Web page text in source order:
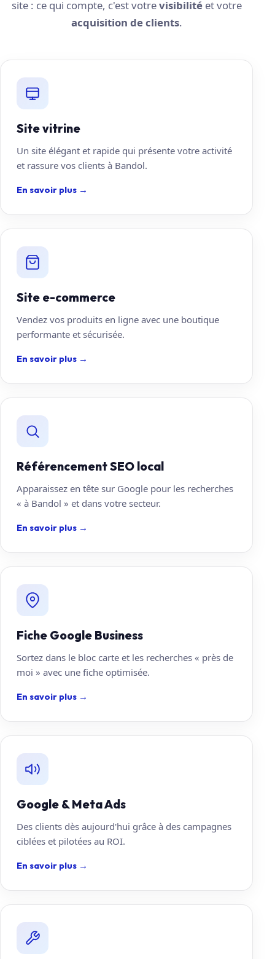
site : ce qui compte, c'est votrevisibilitéet votre
acquisition de clients.
Site vitrine
Un site élégant et rapide qui présente votre activité
et rassure vos clients à Bandol.
En savoir plus →
Site e-commerce
Vendez vos produits en ligne avec une boutique
performante et sécurisée.
En savoir plus →
Référencement SEO local
Apparaissez en tête sur Google pour les recherches
« à Bandol » et dans votre secteur.
En savoir plus →
Fiche Google Business
Sortez dans le bloc carte et les recherches « près de
moi » avec une fiche optimisée.
En savoir plus →
Google & Meta Ads
Des clients dès aujourd'hui grâce à des campagnes
ciblées et pilotées au ROI.
En savoir plus →